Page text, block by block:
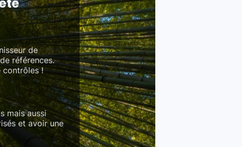
de
références.
contrôles !
mais aussi
et avoir une